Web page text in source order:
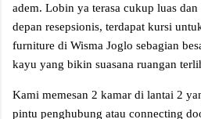
adem. Lobin ya terasa cukup luas
depan resepsionis, terdapat kursi
furniture di Wisma Joglo sebagian
kayu yang bikin suasana ruangan
Kami memesan 2 kamar di lantai 2
pintu penghubung atau connecting